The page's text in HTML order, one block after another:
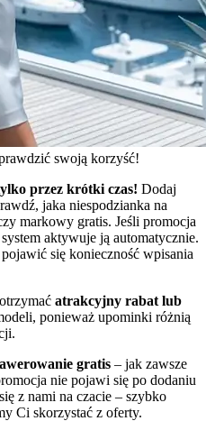
swoją korzyść!
przez krótki czas! Dodaj
jaka niespodzianka na
markowy gratis. Jeśli promocja
aktywuje ją automatycznie.
się konieczność wpisania
atrakcyjny rabat lub
ponieważ upominki różnią
gratis – jak zawsze
nie pojawi się po dodaniu
z nami na czacie – szybko
Ci skorzystać z oferty.